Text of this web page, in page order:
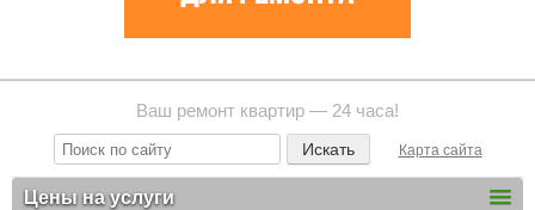
Ваш ремонт квартир — 24 часа!
Карта сайта
Цены на услуги